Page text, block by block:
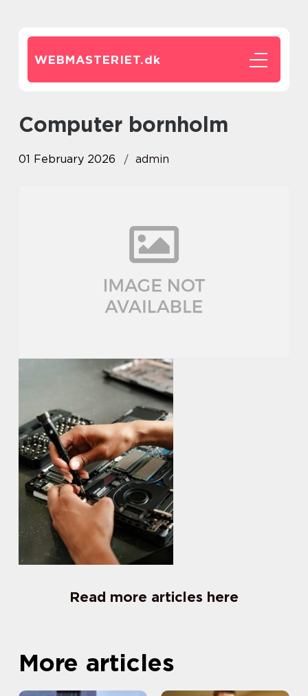
WEBMASTERIET.dk
Computer bornholm
01 February 2026 admin
Read more articles here
More articles